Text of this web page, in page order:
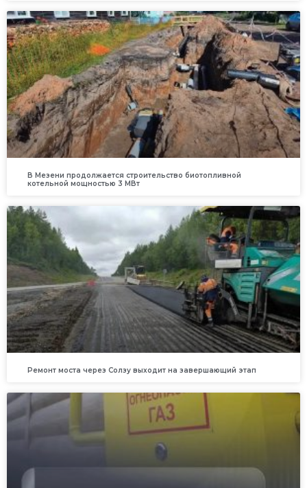
В Мезени продолжается строительство биотопливной
котельной мощностью 3 МВт
Ремонт моста через Солзу выходит на завершающий этап